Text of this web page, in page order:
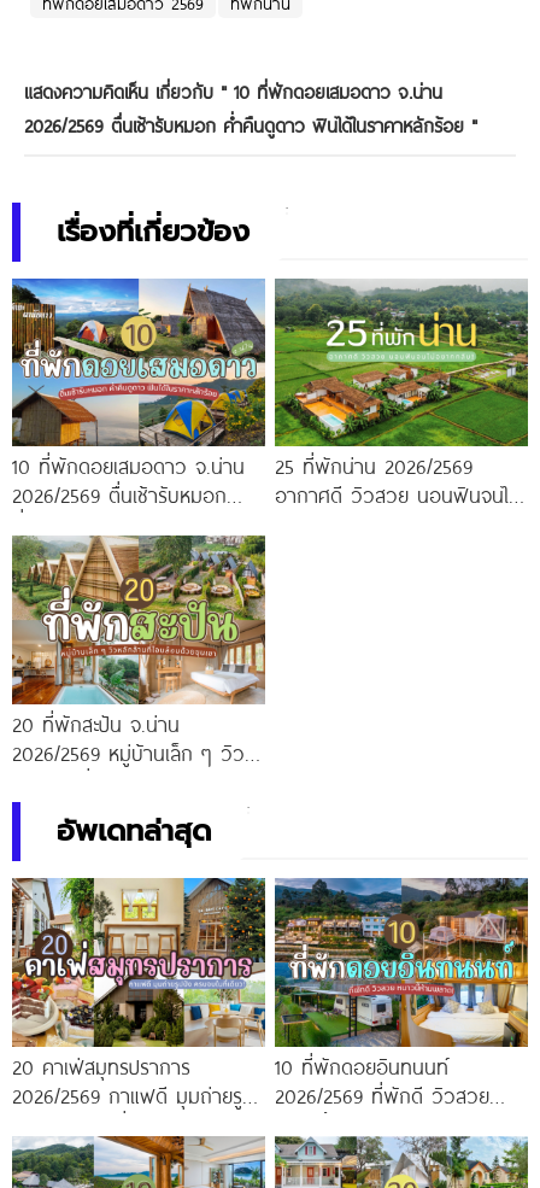
แสดงความคิดเห็น เกี่ยวกับ " 10 ที่พักดอยเสมอดาว จ.น่าน
2026/2569 ตื่นเช้ารับหมอก ค่ำคืนดูดาว ฟินได้ในราคาหลักร้อย "
เรื่องที่เกี่ยวข้อง
10 ที่พักดอยเสมอดาว จ.น่าน
2026/2569 ตื่นเช้ารับหมอก
ร้อย
25 ที่พักน่าน 2026/2569
อากาศดี วิวสวย นอนฟินจนไม่
20 ที่พักสะปัน จ.น่าน
2026/2569 หมู่บ้านเล็ก ๆ วิว
อัพเดทล่าสุด
20 คาเฟ่สมุทรปราการ
2026/2569 กาแฟดี มุมถ่ายรูป
10 ที่พักดอยอินทนนท์
2026/2569 ที่พักดี วิวสวย